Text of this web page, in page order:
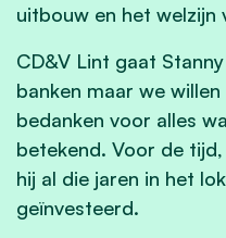
uitbouw en het welzijn
CD&V Lint gaat
banken maar we
bedanken voor alles
betekend. Voor de
hij al die jaren in het
geïnvesteerd.